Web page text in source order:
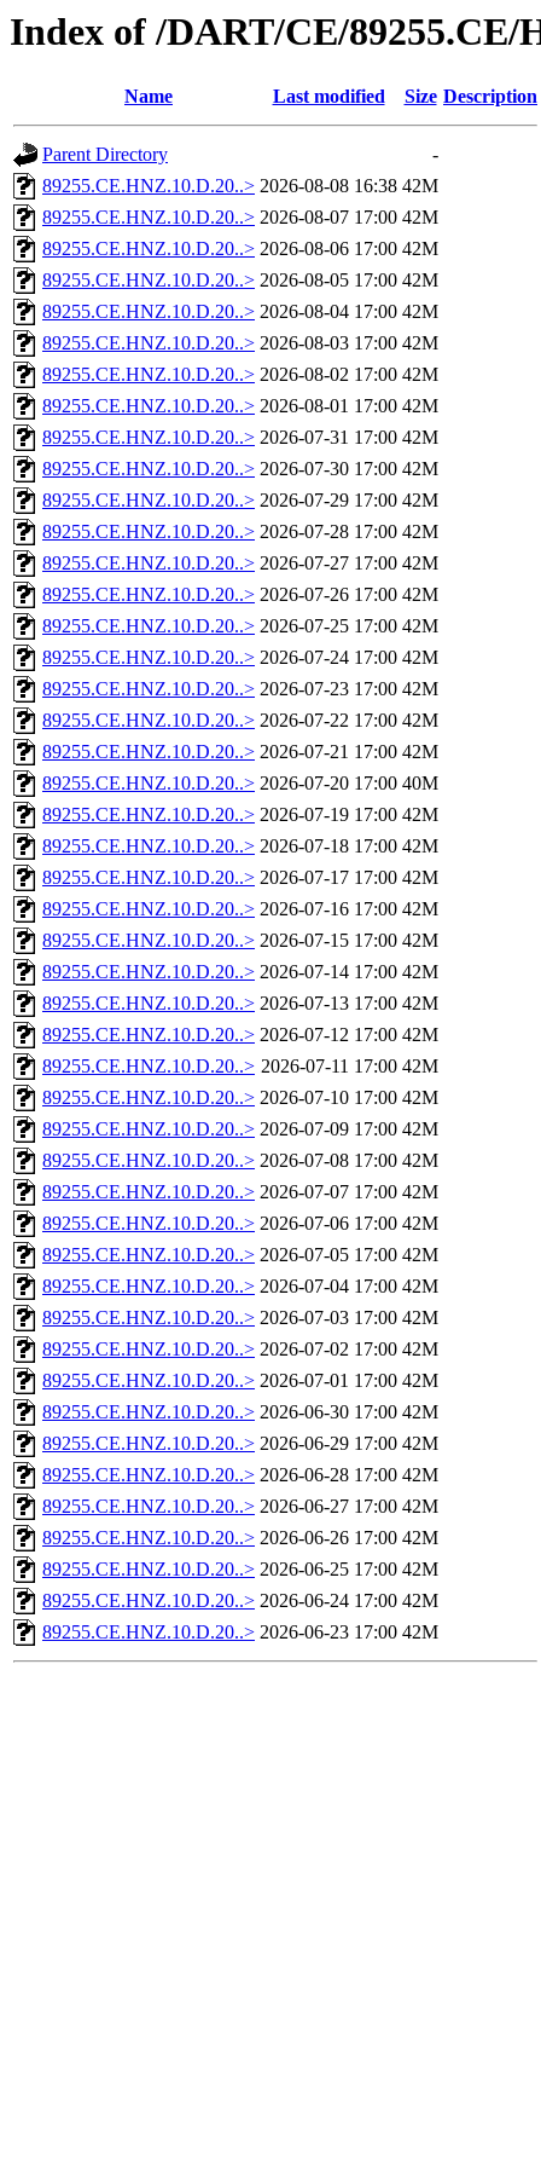
Index of /DART/CE/89255.CE/
Name Last modified Size Description
Parent Directory
-
89255.CE.HNZ.10.D.20..> 2026-08-08 16:38 42M
89255.CE.HNZ.10.D.20..> 2026-08-07 17:00 42M
89255.CE.HNZ.10.D.20..> 2026-08-06 17:00 42M
89255.CE.HNZ.10.D.20..> 2026-08-05 17:00 42M
89255.CE.HNZ.10.D.20..> 2026-08-04 17:00 42M
89255.CE.HNZ.10.D.20..> 2026-08-03 17:00 42M
89255.CE.HNZ.10.D.20..> 2026-08-02 17:00 42M
89255.CE.HNZ.10.D.20..> 2026-08-01 17:00 42M
89255.CE.HNZ.10.D.20..> 2026-07-31 17:00 42M
89255.CE.HNZ.10.D.20..> 2026-07-30 17:00 42M
89255.CE.HNZ.10.D.20..> 2026-07-29 17:00 42M
89255.CE.HNZ.10.D.20..> 2026-07-28 17:00 42M
89255.CE.HNZ.10.D.20..> 2026-07-27 17:00 42M
89255.CE.HNZ.10.D.20..> 2026-07-26 17:00 42M
89255.CE.HNZ.10.D.20..> 2026-07-25 17:00 42M
89255.CE.HNZ.10.D.20..> 2026-07-24 17:00 42M
89255.CE.HNZ.10.D.20..> 2026-07-23 17:00 42M
89255.CE.HNZ.10.D.20..> 2026-07-22 17:00 42M
89255.CE.HNZ.10.D.20..> 2026-07-21 17:00 42M
89255.CE.HNZ.10.D.20..> 2026-07-20 17:00 40M
89255.CE.HNZ.10.D.20..> 2026-07-19 17:00 42M
89255.CE.HNZ.10.D.20..> 2026-07-18 17:00 42M
89255.CE.HNZ.10.D.20..> 2026-07-17 17:00 42M
89255.CE.HNZ.10.D.20..> 2026-07-16 17:00 42M
89255.CE.HNZ.10.D.20..> 2026-07-15 17:00 42M
89255.CE.HNZ.10.D.20..> 2026-07-14 17:00 42M
89255.CE.HNZ.10.D.20..> 2026-07-13 17:00 42M
89255.CE.HNZ.10.D.20..> 2026-07-12 17:00 42M
89255.CE.HNZ.10.D.20..> 2026-07-11 17:00 42M
89255.CE.HNZ.10.D.20..> 2026-07-10 17:00 42M
89255.CE.HNZ.10.D.20..> 2026-07-09 17:00 42M
89255.CE.HNZ.10.D.20..> 2026-07-08 17:00 42M
89255.CE.HNZ.10.D.20..> 2026-07-07 17:00 42M
89255.CE.HNZ.10.D.20..> 2026-07-06 17:00 42M
89255.CE.HNZ.10.D.20..> 2026-07-05 17:00 42M
89255.CE.HNZ.10.D.20..> 2026-07-04 17:00 42M
89255.CE.HNZ.10.D.20..> 2026-07-03 17:00 42M
89255.CE.HNZ.10.D.20..> 2026-07-02 17:00 42M
89255.CE.HNZ.10.D.20..> 2026-07-01 17:00 42M
89255.CE.HNZ.10.D.20..> 2026-06-30 17:00 42M
89255.CE.HNZ.10.D.20..> 2026-06-29 17:00 42M
89255.CE.HNZ.10.D.20..> 2026-06-28 17:00 42M
89255.CE.HNZ.10.D.20..> 2026-06-27 17:00 42M
89255.CE.HNZ.10.D.20..> 2026-06-26 17:00 42M
89255.CE.HNZ.10.D.20..> 2026-06-25 17:00 42M
89255.CE.HNZ.10.D.20..> 2026-06-24 17:00 42M
89255.CE.HNZ.10.D.20..> 2026-06-23 17:00 42M